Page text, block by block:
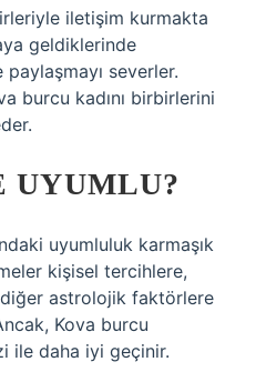
iletişim kurmakta
geldiklerinde
severler.
burcu kadını birbirlerini
UYUMLU?
uyumluluk karmaşık
kişisel tercihlere,
astrolojik faktörlere
Kova burcu
ile daha iyi geçinir.